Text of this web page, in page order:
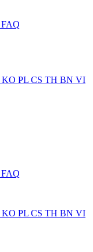
FAQ
KO PL CS TH BN VI
FAQ
KO PL CS TH BN VI